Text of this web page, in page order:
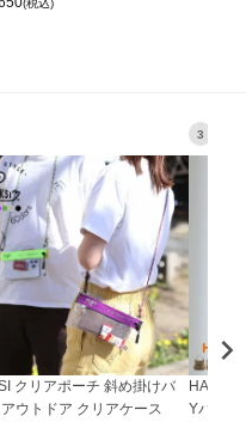
(税込)
クリアポーチ 斜め掛けバ
アウトドア クリアケース
3
Yバッグ